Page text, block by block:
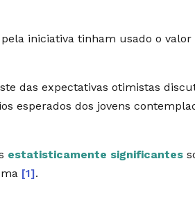
iniciativa tinham usado o
das expectativas otimistas
esperados dos jovens
estatisticamente significantes
[1].